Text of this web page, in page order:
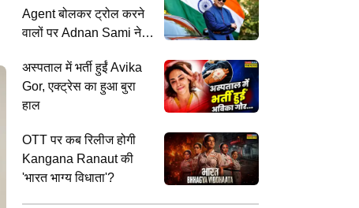
Agent बोलकर ट्रोल करने
वालों पर Adnan Sami ने
अस्पताल में भर्ती हुईं Avika
Gor, एक्ट्रेस का हुआ बुरा
हाल
OTT पर कब रिलीज होगी
Kangana Ranaut की
'भारत भाग्य विधाता'?